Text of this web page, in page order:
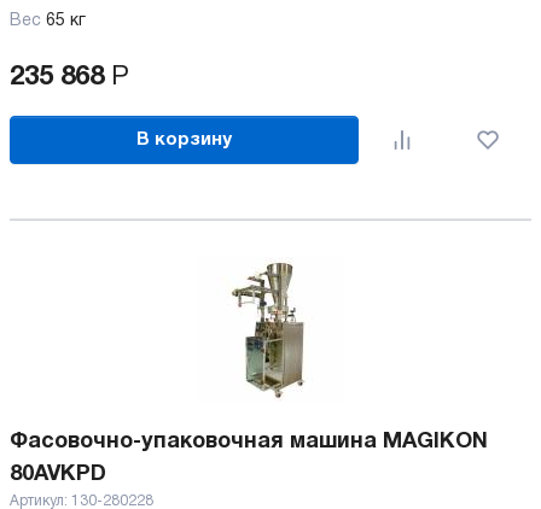
Вес 65 кг
235 868 Р
В корзину
Фасовочно-упаковочная машина MAGIKON
80AVKPD
Артикул: 130-280228